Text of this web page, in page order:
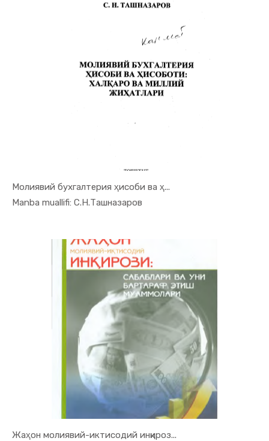
Молиявий бухгалтерия ҳисоби ва ҳ...
Manba muallifi: С.Н.Ташназаров
In Moliya,...
Жаҳон молиявий-иктисодий инқироз...